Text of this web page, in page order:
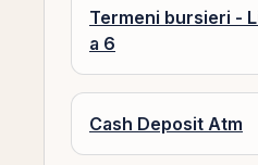
Termeni bursieri -
a 6
Cash Deposit Atm